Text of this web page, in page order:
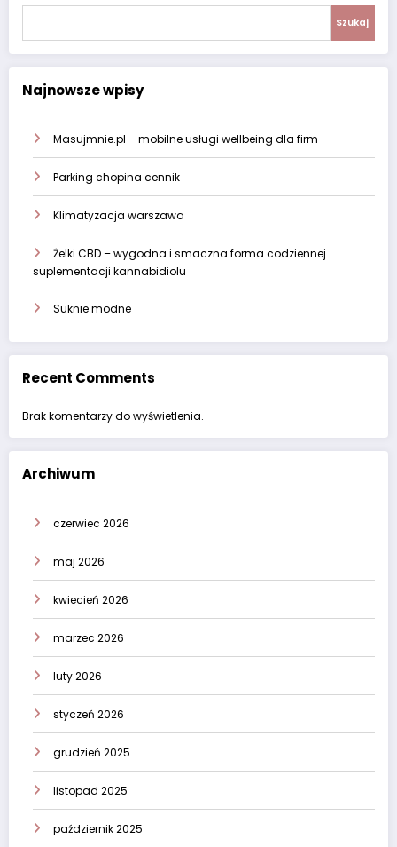
Szukaj
Najnowsze wpisy
Masujmnie.pl – mobilne usługi wellbeing dla firm
Parking chopina cennik
Klimatyzacja warszawa
Żelki CBD – wygodna i smaczna forma codziennej
suplementacji kannabidiolu
Suknie modne
Recent Comments
Brak komentarzy do wyświetlenia.
Archiwum
czerwiec 2026
maj 2026
kwiecień 2026
marzec 2026
luty 2026
styczeń 2026
grudzień 2025
listopad 2025
październik 2025